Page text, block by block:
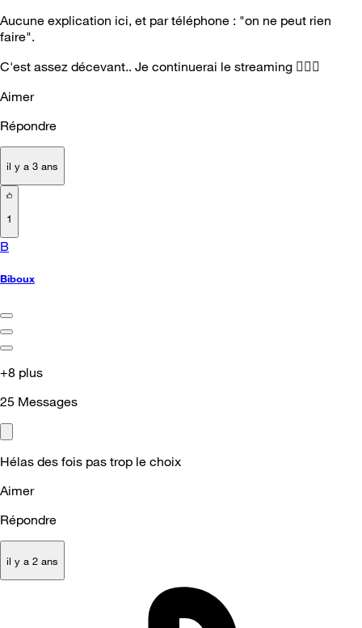
Aucune explication ici, et par téléphone : "on ne peut rien
faire".
C'est assez décevant.. Je continuerai le streaming 🤷🏻‍
Aimer
Répondre
il y a 3 ans
1
B
Biboux
+8 plus
25 Messages
Hélas des fois pas trop le choix
Aimer
Répondre
il y a 2 ans